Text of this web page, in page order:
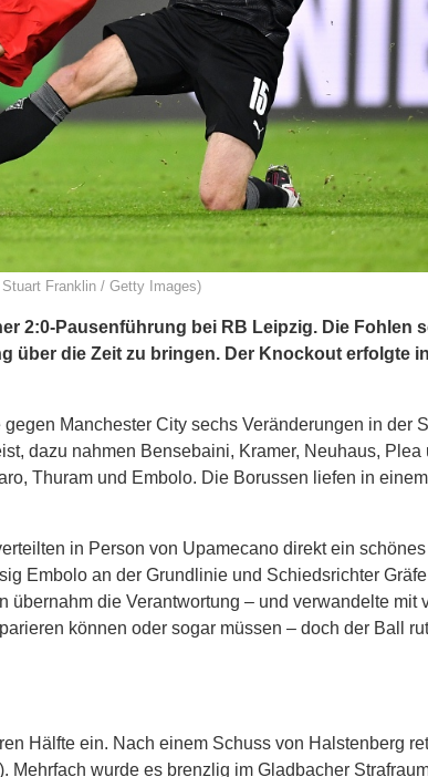
Franklin / Getty Images)
2:0-Pausenführung bei RB Leipzig. Die Fohlen
über die Zeit zu bringen. Der Knockout erfolgte
Manchester City sechs Veränderungen in der
dazu nahmen Bensebaini, Kramer, Neuhaus, Plea
Thuram und Embolo. Die Borussen liefen in
in Person von Upamecano direkt ein
Embolo an der Grundlinie und Schiedsrichter
die Verantwortung – und verwandelte mit
können oder sogar müssen – doch der Ball
Hälfte ein. Nach einem Schuss von Halstenberg
wurde es brenzlig im Gladbacher